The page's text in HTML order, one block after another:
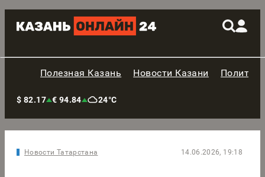
Полезная Казань Новости Казани
$ 82.17 € 94.84 24°C
Новости Татарстана 14.06.2026, 19:18